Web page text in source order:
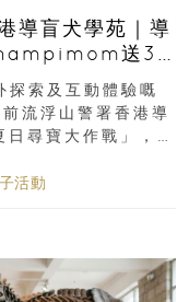
導盲犬學苑｜導
送3
探索及互動體驗嘅
流浮山警署香港導
尋寶大作戰」，家
活動